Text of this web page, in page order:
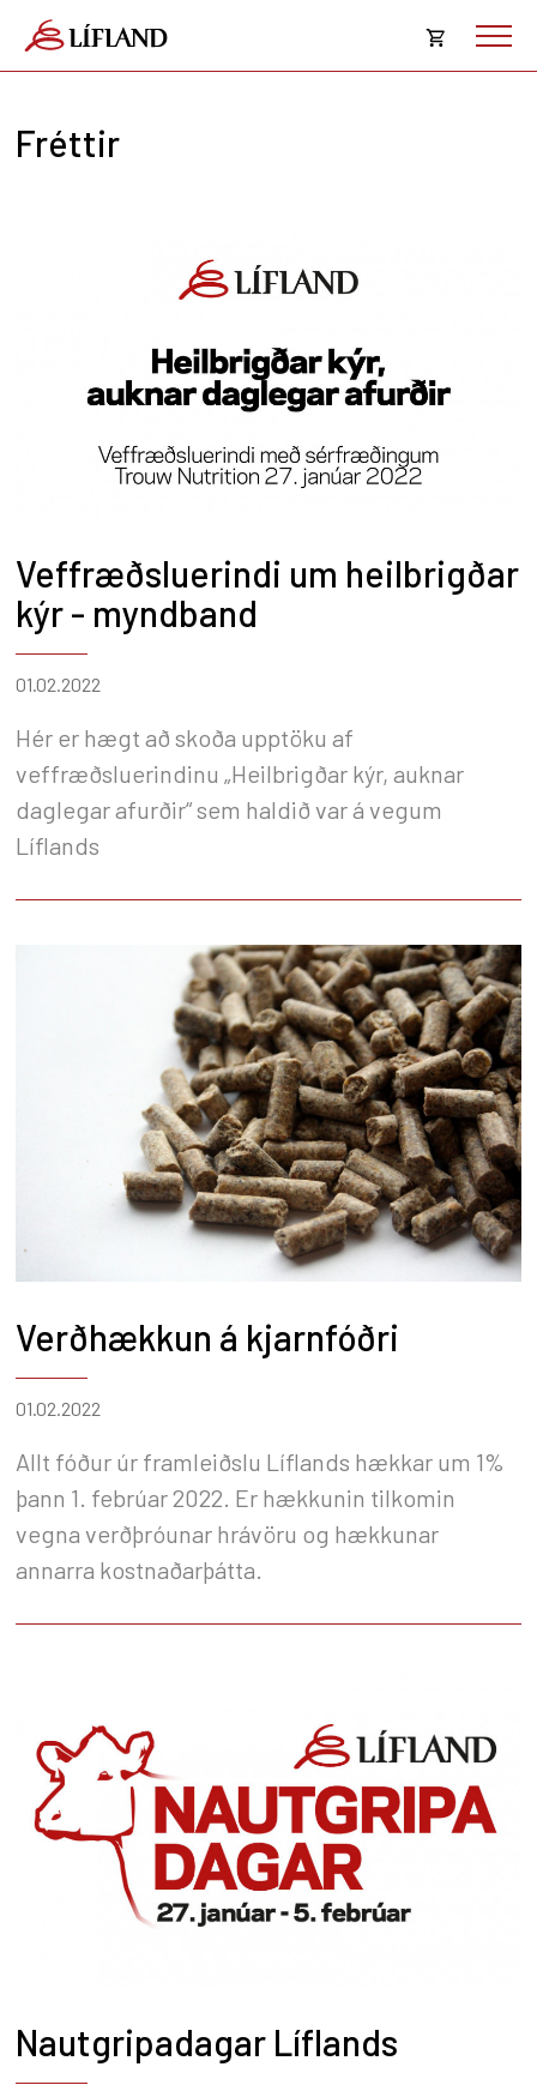
Opna
Karfan þín
Fréttir
Veffræðsluerindi um heilbrigðar
kýr - myndband
01.02.2022
Hér er hægt að skoða upptöku af
veffræðsluerindinu „Heilbrigðar kýr, auknar
daglegar afurðir“ sem haldið var á vegum
Líflands
Verðhækkun á kjarnfóðri
01.02.2022
Allt fóður úr framleiðslu Líflands hækkar um 1%
þann 1. febrúar 2022. Er hækkunin tilkomin
vegna verðþróunar hrávöru og hækkunar
annarra kostnaðarþátta.
Nautgripadagar Líflands